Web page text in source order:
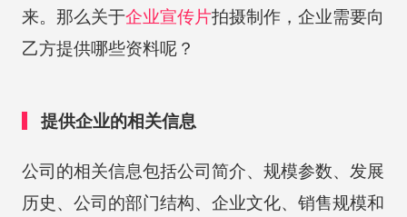
来。那么关于企业宣传片拍摄制作，企业需要向
乙方提供哪些资料呢？
提供企业的相关信息
公司的相关信息包括公司简介、规模参数、发展
历史、公司的部门结构、企业文化、销售规模和